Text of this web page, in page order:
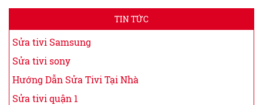
TIN TỨC
Sửa tivi Samsung
Sửa tivi sony
Hướng Dẫn Sửa Tivi Tại Nhà
Sửa tivi quận 1